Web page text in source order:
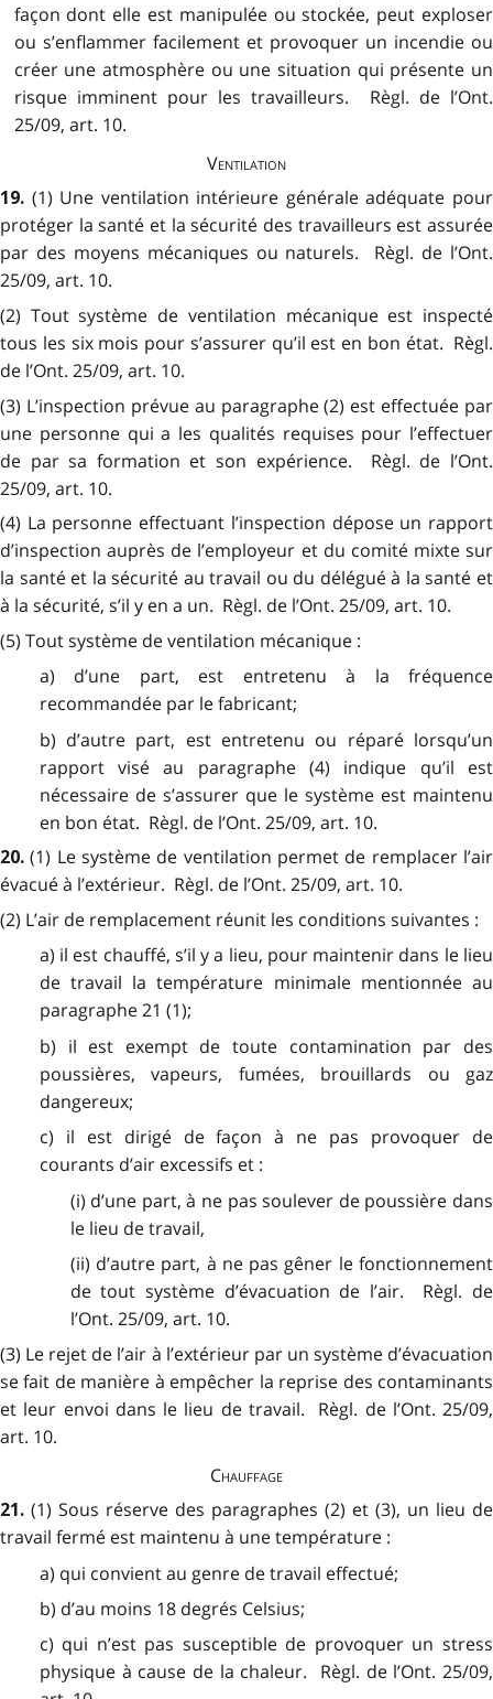
façon dont elle est manipulée ou stockée, peut exploser
ou s’enflammer facilement et provoquer un incendie ou
créer une atmosphère ou une situation qui présente un
risque imminent pour les travailleurs. Règl. de l’Ont.
25/09, art. 10.
Ventilation
19. (1) Une ventilation intérieure générale adéquate pour
protéger la santé et la sécurité des travailleurs est assurée
par des moyens mécaniques ou naturels. Règl. de l’Ont.
25/09, art. 10.
(2) Tout système de ventilation mécanique est inspecté
tous les six mois pour s’assurer qu’il est en bon état. Règl.
de l’Ont. 25/09, art. 10.
(3) L’inspection prévue au paragraphe (2) est effectuée par
une personne qui a les qualités requises pour l’effectuer
de par sa formation et son expérience. Règl. de l’Ont.
25/09, art. 10.
(4) La personne effectuant l’inspection dépose un rapport
d’inspection auprès de l’employeur et du comité mixte sur
la santé et la sécurité au travail ou du délégué à la santé et
à la sécurité, s’il y en a un. Règl. de l’Ont. 25/09, art. 10.
(5) Tout système de ventilation mécanique :
a) d’une part, est entretenu à la fréquence
recommandée par le fabricant;
b) d’autre part, est entretenu ou réparé lorsqu’un
rapport visé au paragraphe (4) indique qu’il est
nécessaire de s’assurer que le système est maintenu
en bon état. Règl. de l’Ont. 25/09, art. 10.
20.(1) Le système de ventilation permet de remplacer l’air
évacué à l’extérieur. Règl. de l’Ont. 25/09, art. 10.
(2) L’air de remplacement réunit les conditions suivantes :
a) il est chauffé, s’il y a lieu, pour maintenir dans le lieu
de travail la température minimale mentionnée au
paragraphe 21 (1);
b) il est exempt de toute contamination par des
poussières, vapeurs, fumées, brouillards ou gaz
dangereux;
c) il est dirigé de façon à ne pas provoquer de
courants d’air excessifs et :
(i) d’une part, à ne pas soulever de poussière dans
le lieu de travail,
(ii) d’autre part, à ne pas gêner le fonctionnement
de tout système d’évacuation de l’air. Règl. de
l’Ont. 25/09, art. 10.
(3) Le rejet de l’air à l’extérieur par un système d’évacuation
se fait de manière à empêcher la reprise des contaminants
et leur envoi dans le lieu de travail. Règl. de l’Ont. 25/09,
art. 10.
Chauffage
21. (1) Sous réserve des paragraphes (2) et (3), un lieu de
travail fermé est maintenu à une température :
a) qui convient au genre de travail effectué;
b) d’au moins 18 degrés Celsius;
c) qui n’est pas susceptible de provoquer un stress
physique à cause de la chaleur. Règl. de l’Ont. 25/09,